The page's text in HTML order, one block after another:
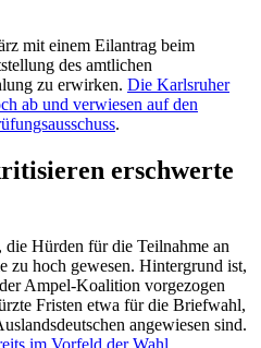
mit einem Eilantrag beim
des amtlichen
zu erwirken. Die Karlsruher
ab und verwiesen auf den
.
erschwerte
Hürden für die Teilnahme an
zu hoch gewesen. Hintergrund ist,
Ampel-Koalition vorgezogen
Fristen etwa für die Briefwahl,
angewiesen sind.
im Vorfeld der Wahl